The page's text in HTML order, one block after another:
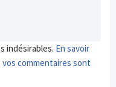
indésirables. En savoir
commentaires sont